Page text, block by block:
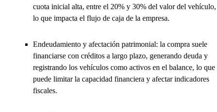
cuota inicial alta, entre el 20% y 30% del valor del vehículo,
lo que impacta el flujo de caja de la empresa.
Endeudamiento y afectación patrimonial: la compra suele
financiarse con créditos a largo plazo, generando deuda y
registrando los vehículos como activos en el balance, lo que
puede limitar la capacidad financiera y afectar indicadores
fiscales.